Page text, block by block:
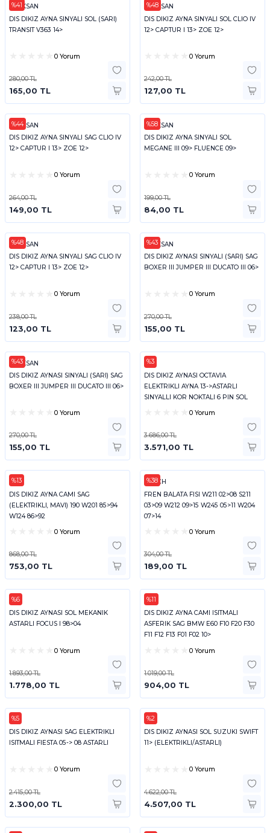
%41
PLEKSAN
DIS DIKIZ AYNA SINYALI SOL (SARI)
TRANSIT V363 14>
0 Yorum
280,00 TL
165,00 TL
%48
PLEKSAN
DIS DIKIZ AYNA SINYALI SOL CLIO IV
12> CAPTUR I 13> ZOE 12>
0 Yorum
242,00 TL
127,00 TL
%44
PLEKSAN
DIS DIKIZ AYNA SINYALI SAG CLIO IV
12> CAPTUR I 13> ZOE 12>
0 Yorum
264,00 TL
149,00 TL
%58
PLEKSAN
DIS DIKIZ AYNA SINYALI SOL
MEGANE III 09> FLUENCE 09>
0 Yorum
199,00 TL
84,00 TL
%48
PLEKSAN
DIS DIKIZ AYNA SINYALI SAG CLIO IV
12> CAPTUR I 13> ZOE 12>
0 Yorum
238,00 TL
123,00 TL
%43
PLEKSAN
DIS DIKIZ AYNASI SINYALI (SARI) SAG
BOXER III JUMPER III DUCATO III 06>
0 Yorum
270,00 TL
155,00 TL
%43
PLEKSAN
DIS DIKIZ AYNASI SINYALI (SARI) SAG
BOXER III JUMPER III DUCATO III 06>
0 Yorum
270,00 TL
155,00 TL
%3
SPJ
DIS DIKIZ AYNASI OCTAVIA
ELEKTRIKLI AYNA 13->ASTARLI
SINYALLI KOR NOKTALI 6 PIN SOL
0 Yorum
3.686,00 TL
3.571,00 TL
%13
SPJ
DIS DIKIZ AYNA CAMI SAG
(ELEKTRIKLI, MAVI) 190 W201 85>94
W124 86>92
0 Yorum
868,00 TL
753,00 TL
%38
BOSCH
FREN BALATA FISI W211 02>08 S211
03>09 W212 09>15 W245 05>11 W204
07>14
0 Yorum
304,00 TL
189,00 TL
%6
ART
DIS DIKIZ AYNASI SOL MEKANIK
ASTARLI FOCUS I 98>04
0 Yorum
1.893,00 TL
1.778,00 TL
%11
ART
DIS DIKIZ AYNA CAMI ISITMALI
ASFERIK SAG BMW E60 F10 F20 F30
F11 F12 F13 F01 F02 10>
0 Yorum
1.019,00 TL
904,00 TL
%5
ART
DIS DIKIZ AYNASI SAG ELEKTRIKLI
ISITMALI FIESTA 05-> 08 ASTARLI
0 Yorum
2.415,00 TL
2.300,00 TL
%2
ART
DIS DIKIZ AYNASI SOL SUZUKI SWIFT
11> (ELEKTRIKLI/ASTARLI)
0 Yorum
4.622,00 TL
4.507,00 TL